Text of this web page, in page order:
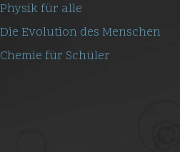
Physik für alle
Die Evolution des Menschen
Chemie für Schüler